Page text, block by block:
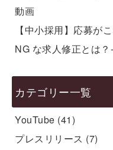
動画
【中小採用】応募が
NG な求人修正とは
カテゴリー一覧
YouTube (41)
プレスリリース (7)